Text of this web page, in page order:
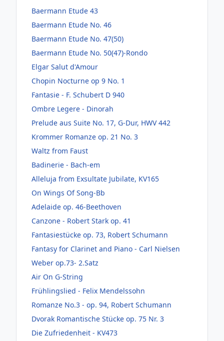
Baermann Etude 43
Baermann Etude No. 46
Baermann Etude No. 47(50)
Baermann Etude No. 50(47)-Rondo
Elgar Salut d'Amour
Chopin Nocturne op 9 No. 1
Fantasie - F. Schubert D 940
Ombre Legere - Dinorah
Prelude aus Suite No. 17, G-Dur, HWV 442
Krommer Romanze op. 21 No. 3
Waltz from Faust
Badinerie - Bach-em
Alleluja from Exsultate Jubilate, KV165
On Wings Of Song-Bb
Adelaide op. 46-Beethoven
Canzone - Robert Stark op. 41
Fantasiestücke op. 73, Robert Schumann
Fantasy for Clarinet and Piano - Carl Nielsen
Weber op.73- 2.Satz
Air On G-String
Frühlingslied - Felix Mendelssohn
Romanze No.3 - op. 94, Robert Schumann
Dvorak Romantische Stücke op. 75 Nr. 3
Die Zufriedenheit - KV473